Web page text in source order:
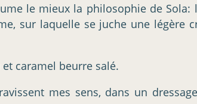
le mieux la philosophie de Sola:
sur laquelle se juche une légère
caramel beurre salé.
mes sens, dans un